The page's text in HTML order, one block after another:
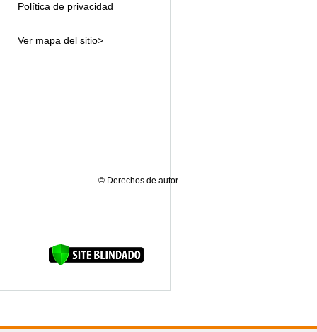
Política de privacidad
Ver mapa del sitio>
© Derechos de autor